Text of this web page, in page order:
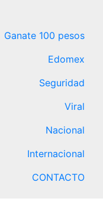
Ganate 100 pesos
Edomex
Seguridad
Viral
Nacional
Internacional
CONTACTO